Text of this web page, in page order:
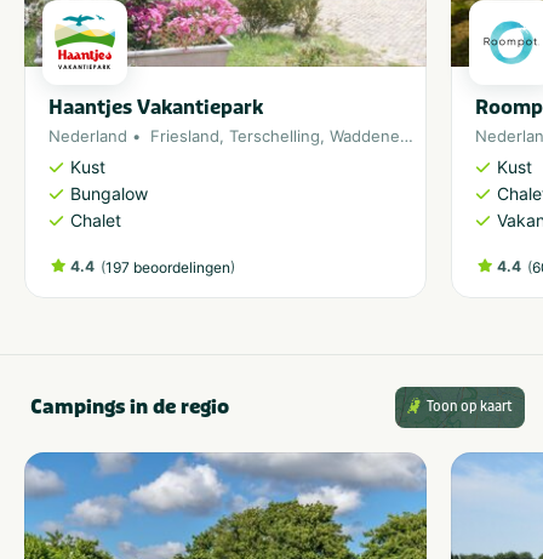
Haantjes Vakantiepark
Nederland Friesland, Terschelling, Waddeneiland
Kust
Bungalow
Chalet
4.4 (197 beoordelingen)
Kust
4.4 (
Campings in de regio Toon op kaart